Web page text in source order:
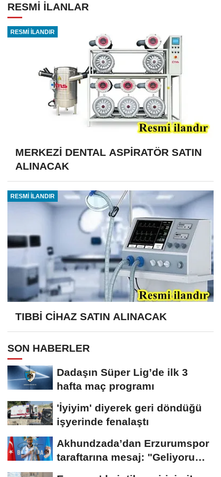
RESMİ İLANLAR
RESMİ İLANDIR
MERKEZİ DENTAL ASPİRATÖR SATIN
ALINACAK
RESMİ İLANDIR
TIBBİ CİHAZ SATIN ALINACAK
SON HABERLER
Dadaşın Süper Lig’de ilk 3
hafta maç programı
'İyiyim' diyerek geri döndüğü
işyerinde fenalaştı
Akhundzada’dan Erzurumspor
taraftarına mesaj: "Geliyorum